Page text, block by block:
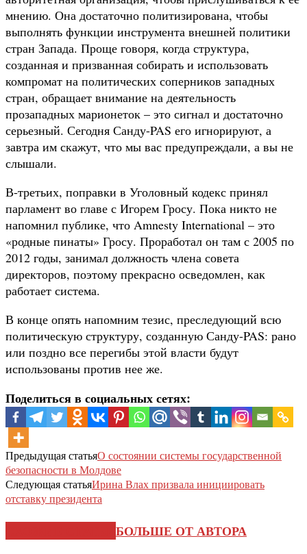
мнению. Она достаточно политизирована, чтобы
выполнять функции инструмента внешней политики
стран Запада. Проще говоря, когда структура,
созданная и призванная собирать и использовать
компромат на политических соперников западных
стран, обращает внимание на деятельность
прозападных марионеток – это сигнал и достаточно
серьезный. Сегодня Санду-PAS его игнорируют, а
завтра им скажут, что мы вас предупреждали, а вы не
слышали.
В-третьих, поправки в Уголовный кодекс принял
парламент во главе с Игорем Гросу. Пока никто не
напомнил публике, что Amnesty International – это
«родные пинаты» Гросу. Проработал он там с 2005 по
2012 годы, занимал должность члена совета
директоров, поэтому прекрасно осведомлен, как
работает система.
В конце опять напомним тезис, преследующий всю
политическую структуру, созданную Санду-PAS: рано
или поздно все перегибы этой власти будут
использованы против нее же.
Поделиться в социальных сетях:
Предыдущая статьяО состоянии системы государственной
безопасности в Молдове
Следующая статьяИрина Влах призвала инициировать
отставку президента
БОЛЬШЕ ОТ АВТОРА